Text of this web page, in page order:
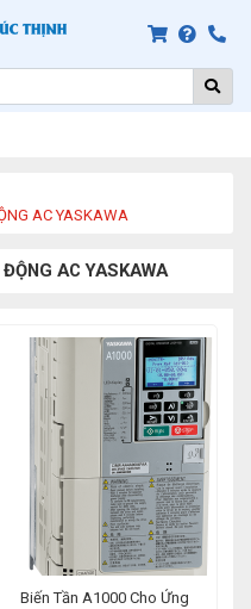
AC YASKAWA
AC YASKAWA
Biến Tần A1000 Cho Ứng